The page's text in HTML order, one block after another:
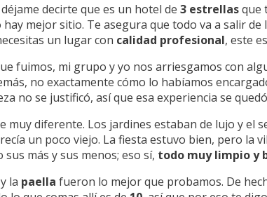
déjame decirte que es un hotel de 3 estrellasque
mejor sitio. Te asegura que todo va a salir
un lugar con calidad profesional, este
fuimos, mi grupo y yo nos arriesgamos con
no exactamente cómo lo habíamos
no se justificó, así que esa experiencia se
muy diferente. Los jardines estaban de lujo y el
un poco viejo. La fiesta estuvo bien, pero la
más y sus menos; eso sí, todo muy limpio y
y la paella fueron lo mejor que probamos. De